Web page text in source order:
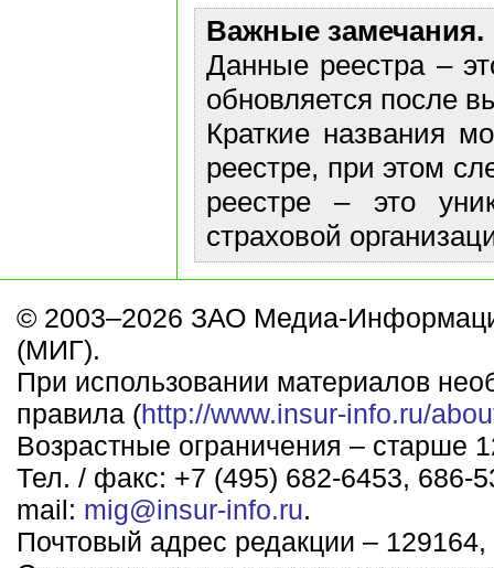
Важные замечания.
Данные реестра –
обновляется после
Краткие названия
реестре, при этом
реестре – это
страховой
© 2003–2026 ЗАО Медиа-
(МИГ).
При использовании материалов
правила (http://www.insur-info.ru/
Возрастные ограничения – старше
Тел. / факс: +7 (495) 682-6453, 686-
mail: mig@insur-info.ru.
Почтовый адрес редакции –